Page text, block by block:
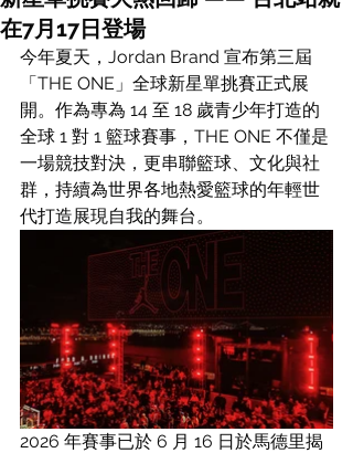
在7月17日登場
今年夏天，Jordan Brand 宣布第三屆
「THE ONE」全球新星單挑賽正式展
開。作為專為 14 至 18 歲青少年打造的
全球 1 對 1 籃球賽事，THE ONE 不僅是
一場競技對決，更串聯籃球、文化與社
群，持續為世界各地熱愛籃球的年輕世
代打造展現自我的舞台。
2026 年賽事已於 6 月 16 日於馬德里揭